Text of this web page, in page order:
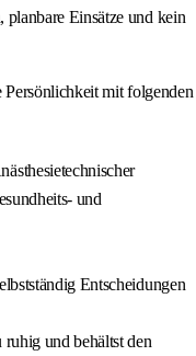
Einsätze und kein
Persönlichkeit mit folgenden
und
Entscheidungen
und behältst den